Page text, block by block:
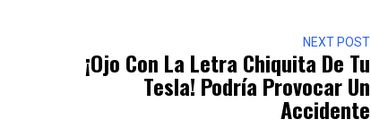
NEXT POST
¡Ojo Con La Letra Chiquita De Tu
Tesla! Podría Provocar Un
Accidente